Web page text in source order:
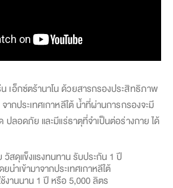
เอ็กซ์ตร้านาโน ด้วยสารกรองประสิทธิภาพ
ากประเทศเกาหลีใต้ น้ำที่ผ่านการกรองจะมี
ปลอดภัย และมีแร่ธาตุที่จำเป็นต่อร่างกาย ได้
วัสดุแข็งแรงทนทาน รับประกัน 1 ปี
นำเข้ามาจากประเทศเกาหลีใต้
งานนาน 1 ปี หรือ 5,000 ลิตร